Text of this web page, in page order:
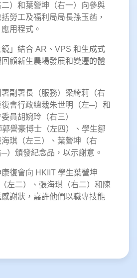
）和葉營坤（右一）向參與
勞工及福利局局長孫玉菡，
用程式。
鏡」結合 AR、VPS 和生成式
顧新生農場發展和變遷的體
署副署長（服務）梁綺莉（右
會行政總裁朱世明（左─）和
員胡婉玲（右三）
譽豪博士（左四）、學生鄒
琪（左三）、葉營坤（右
）頒發紀念品，以示謝意。
康復會向 HKIIT 學生葉營坤
左二）、張海琪（右二）和陳
謝狀，嘉許他們以職專技能